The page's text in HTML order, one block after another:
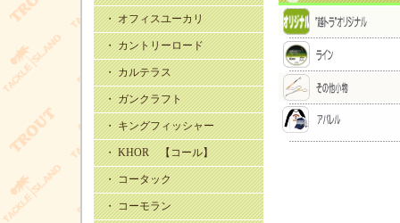
・ オフィスユーカリ
・ カントリーロード
・ カルテラス
・ ガンクラフト
・ キングフィッシャー
・ KHOR 【コール】
・ コータック
・ コーモラン